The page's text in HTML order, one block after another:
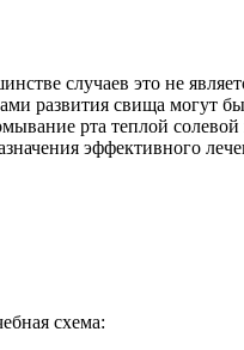
случаев это не
развития свища могут
рта теплой
эффективного
схема: